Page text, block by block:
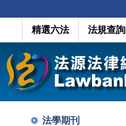
精選六法 法規查詢
法學期刊